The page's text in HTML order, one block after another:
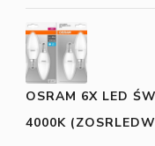
OSRAM 6X LED
4000K